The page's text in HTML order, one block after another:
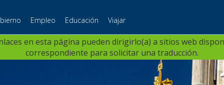
en esta página pueden dirigirlo(a) a sitios web
correspondiente para solicitar una traducción.
Empleo Educación Viajar